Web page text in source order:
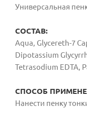
Универсальная
СОСТАВ:
Aqua, Glycereth-7
Dipotassium
Tetrasodium EDTA,
СПОСОБ
Нанести пенку